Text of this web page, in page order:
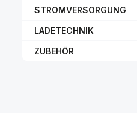
STROMVERSORGUNG
LADETECHNIK
ZUBEHÖR